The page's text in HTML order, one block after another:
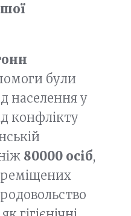
були
населення у
конфлікту
80000 осіб,